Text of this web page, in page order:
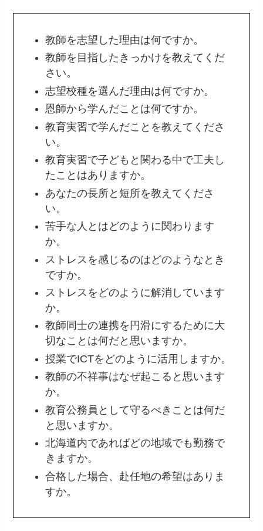
教師を志望した理由は何ですか。
教師を目指したきっかけを教えてくだ
さい。
志望校種を選んだ理由は何ですか。
恩師から学んだことは何ですか。
教育実習で学んだことを教えてくださ
い。
教育実習で子どもと関わる中で工夫し
たことはありますか。
あなたの長所と短所を教えてくださ
い。
苦手な人とはどのように関わります
か。
ストレスを感じるのはどのようなとき
ですか。
ストレスをどのように解消しています
か。
教師同士の連携を円滑にするために大
切なことは何だと思いますか。
授業でICTをどのように活用しますか。
教師の不祥事はなぜ起こると思います
か。
教育公務員として守るべきことは何だ
と思いますか。
北海道内であればどの地域でも勤務で
きますか。
合格した場合、赴任地の希望はありま
すか。